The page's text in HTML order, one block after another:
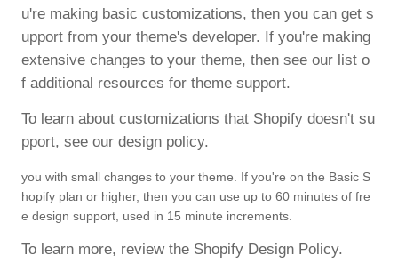
u're making basic customizations, then you can get s
upport from your theme's developer. If you're making
extensive changes to your theme, then see our list o
f additional resources for theme support.
To learn about customizations that Shopify doesn't su
pport, see our design policy.
you with small changes to your theme. If you're on the Basic S
hopify plan or higher, then you can use up to 60 minutes of fre
e design support, used in 15 minute increments.
To learn more, review the Shopify Design Policy.